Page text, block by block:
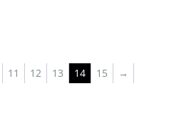
11 12 13 14 15 →